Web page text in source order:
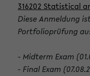
316202 Statistical
Diese Anmeldung
Portfolioprüfung
- Midterm Exam
- Final Exam